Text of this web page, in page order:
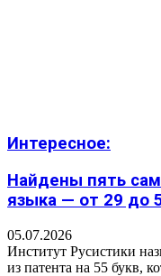
Интересное:
Найдены пять
языка — от 29 до
05.07.2026
Институт Русистики
из патента на 55 букв,